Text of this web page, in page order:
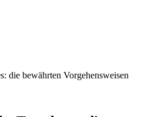
die bewährten Vorgehensweisen